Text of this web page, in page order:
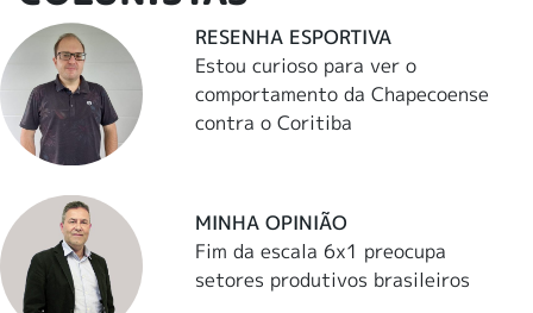
RESENHA ESPORTIVA
Estou curioso para ver o
comportamento da Chapecoense
contra o Coritiba
MINHA OPINIÃO
Fim da escala 6x1 preocupa
setores produtivos brasileiros